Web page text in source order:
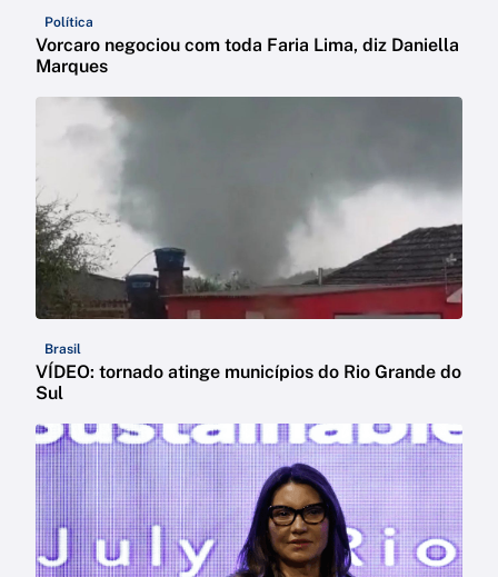
Política
Vorcaro negociou com toda Faria Lima, diz Daniella
Marques
Brasil
VÍDEO: tornado atinge municípios do Rio Grande do
Sul